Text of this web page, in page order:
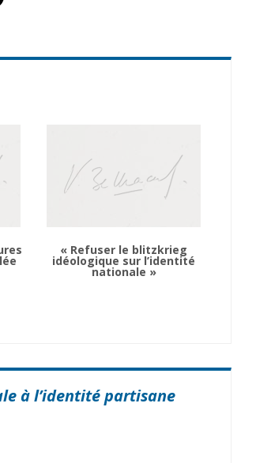
« Refuser le blitzkrieg
idéologique sur l’identité
nationale »
à l’identité partisane